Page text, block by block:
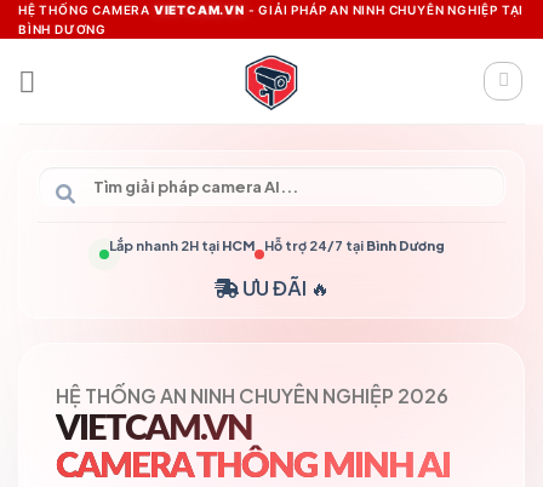
Skip
to
content
HỆ THỐNG CAMERA VIETCAM.VN - GIẢI PHÁP AN NINH CHUYÊN NGHIỆP TẠI
BÌNH DƯƠNG
Lắp nhanh 2H tại HCM Hỗ trợ 24/7 tại Bình Dương
ƯU ĐÃI 🔥
HỆ THỐNG AN NINH CHUYÊN NGHIỆP 2026
VIETCAM.VN
CAMERA THÔNG MINH AI